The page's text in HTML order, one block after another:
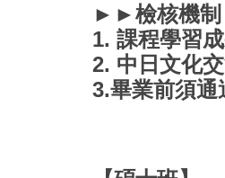
►►檢核機制
1. 課程學習
2. 中日文化
3.畢業前須